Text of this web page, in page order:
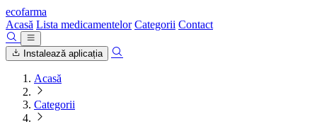
ecofarma
Acasă Lista medicamentelor Categorii Contact
Instalează aplicația
Acasă
Categorii